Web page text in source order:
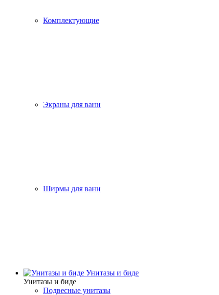
Комплектующие
Экраны для ванн
Ширмы для ванн
Унитазы и биде
Унитазы и биде
Подвесные унитазы